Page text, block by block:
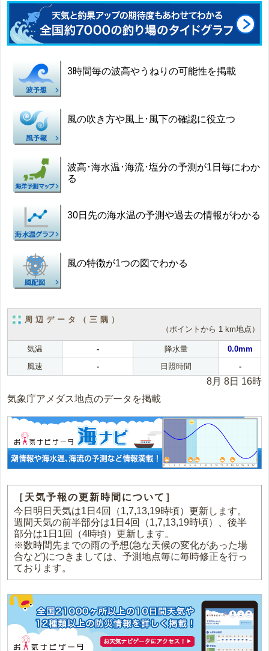
3時間毎の波高やうねりの可能性を掲載
風の吹き方や風上･風下の確認に役立つ
波高･海水温･海流･塩分の予測が1日毎にわか
る
30日先の海水温の予測や過去の情報がわかる
風の特徴が1つの図でわかる
周辺データ（三隅）
（ポイントから 1 km地点）
気温 - 降水量
0.0mm
風速
- 日照時間 -
8月 8日 16時
気象庁アメダス地点のデータを掲載
［天気予報の更新時間について］
今日明日天気は1日4回（1,7,13,19時頃）更新します。
週間天気の前半部分は1日4回（1,7,13,19時頃）、後半
部分は1日1回（4時頃）更新します。
※数時間先までの雨の予想(急な天候の変化があった場
合など)につきましては、予測地点毎に毎時修正を行っ
ております。